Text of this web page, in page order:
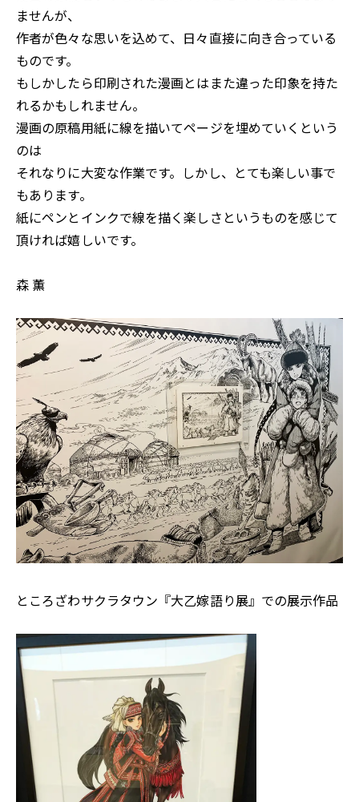
ませんが、
作者が色々な思いを込めて、日々直接に向き合っている
ものです。
もしかしたら印刷された漫画とはまた違った印象を持た
れるかもしれません。
漫画の原稿用紙に線を描いてページを埋めていくという
のは
それなりに大変な作業です。しかし、とても楽しい事で
もあります。
紙にペンとインクで線を描く楽しさというものを感じて
頂ければ嬉しいです。
森 薫
ところざわサクラタウン『大乙嫁語り展』での展示作品